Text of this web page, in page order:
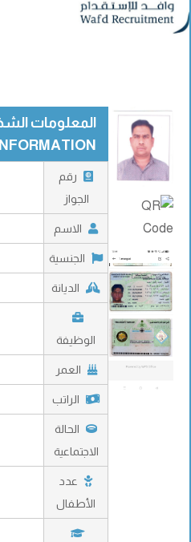
INFORMATION
رقم
الجواز
الاسم
الجنسية
الديانة
الوظيفة
العمر
الراتب
الحالة
الاجتماعية
عدد
الأطفال